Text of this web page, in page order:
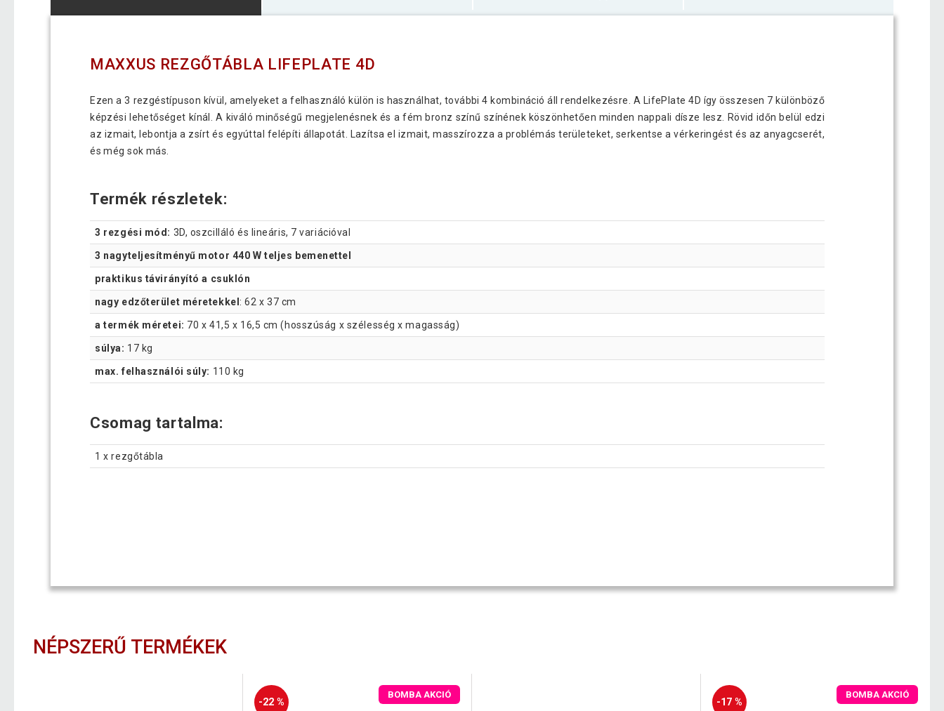
MAXXUS REZGŐTÁBLA LIFEPLATE 4D
Ezen a 3 rezgéstípuson kívül, amelyeket a felhasználó külön is használhat, további 4 kombináció áll rendelkezésre. A LifePlate 4D így összesen 7 különböző
képzési lehetőséget kínál. A kiváló minőségű megjelenésnek és a fém bronz színű színének köszönhetően minden nappali dísze lesz. Rövid időn belül edzi
az izmait, lebontja a zsírt és egyúttal felépíti állapotát. Lazítsa el izmait, masszírozza a problémás területeket, serkentse a vérkeringést és az anyagcserét,
és még sok más.
Termék részletek:
3 rezgési mód: 3D, oszcilláló és lineáris, 7 variációval
3 nagyteljesítményű motor 440 W teljes bemenettel
praktikus távirányító a csuklón
nagy edzőterület méretekkel : 62 x 37 cm
a termék méretei: 70 x 41,5 x 16,5 cm (hosszúság x szélesség x magasság)
súlya: 17 kg
max. felhasználói súly: 110 kg
Csomag tartalma:
1 x rezgőtábla
NÉPSZERŰ TERMÉKEK
-22 %
BOMBA AKCIÓ
-17 %
BOMBA AKCIÓ